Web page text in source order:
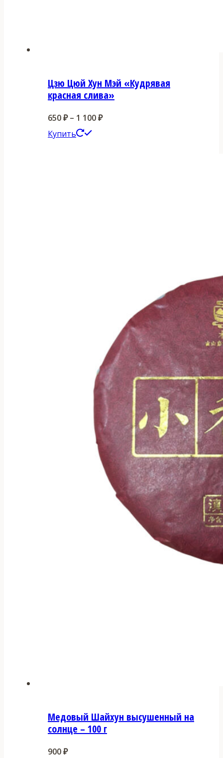
Цзю Цюй Хун Мэй «Кудрявая
красная слива»
650₽ – 1 100₽Диапазон
Купить
Этот
Медовый Шайхун высушенный на
солнце – 100 г
900₽